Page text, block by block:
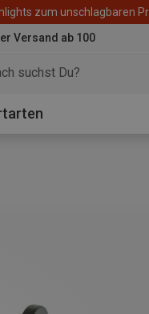
zum unschlagbaren
Versand ab 100